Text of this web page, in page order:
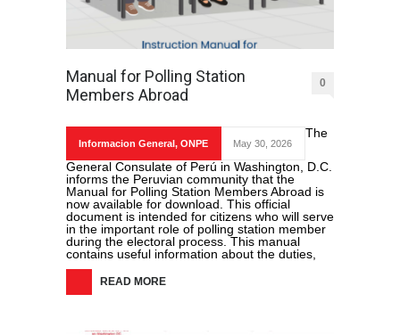
Manual for Polling Station
Members Abroad
0
Informacion General, ONPE May 30, 2026
The
General Consulate of Perú in Washington, D.C.
informs the Peruvian community that the
Manual for Polling Station Members Abroad is
now available for download. This official
document is intended for citizens who will serve
in the important role of polling station member
during the electoral process. This manual
contains useful information about the duties,
READ MORE